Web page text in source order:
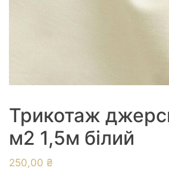
Трикотаж
м2 1,5м білий
250,00 ₴